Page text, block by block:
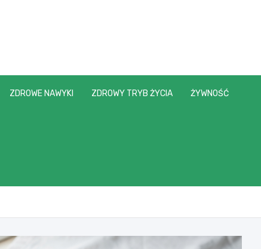
ZDROWE NAWYKI ZDROWY TRYB ŻYCIA ŻYWNOŚĆ